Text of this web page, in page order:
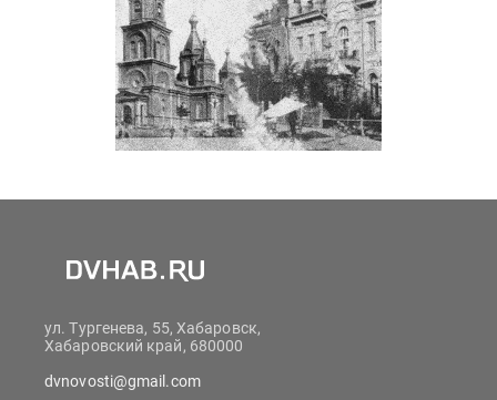
ул. Тургенева, 55, Хабаровск,
Хабаровский край, 680000
dvnovosti@gmail.com